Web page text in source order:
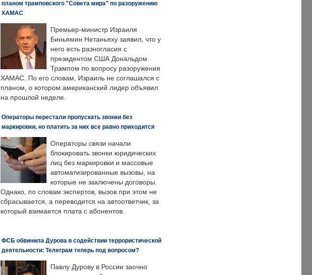
планом трамповского "Совета мира" по разоружению
ХАМАС
Премьер-министр Израиля
Биньямин Нетаньяху заявил, что у
него есть разногласия с
президентом США Дональдом
Трампом по вопросу разоружения
ХАМАС. По его словам, Израиль не соглашался с
планом, о котором американский лидер объявил
на прошлой неделе.
Операторы перестали пропускать звонки без
маркировки, но платить за них все равно приходится
Операторы связи начали
блокировать звонки юридических
лиц без маркировки и массовые
автоматизированные вызовы, на
которые не заключены договоры.
Однако, по словам экспертов, вызов при этом не
сбрасывается, а переводится на автоответчик, за
который взимается плата с абонентов.
ФСБ обвинила Дурова в содействии террористической
деятельности: Телеграм теперь под вопросом?
Павлу Дурову в России заочно